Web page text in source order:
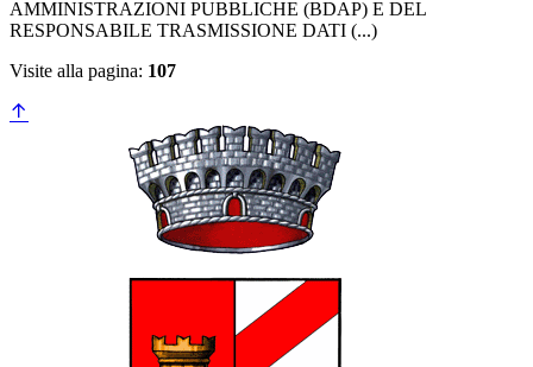
AMMINISTRAZIONI PUBBLICHE (BDAP) E DEL
RESPONSABILE TRASMISSIONE DATI (...)
Visite alla pagina: 107